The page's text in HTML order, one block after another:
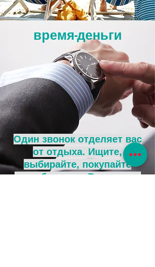
время-деньги
Один звонок отделяет вас
от отдыха. Ищите,
выбирайте, покупайте
в удобное для Вас время.